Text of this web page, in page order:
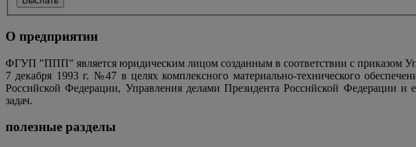
О предприятии
ФГУП "ППП" является юридическим лицом созданным в соответствии с приказом
7 декабря 1993 г. №47 в целях комплексного материально-технического
Российской Федерации, Управления делами Президента Российской Федерации и
задач.
полезные разделы